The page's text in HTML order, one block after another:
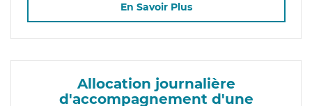
En Savoir Plus
Allocation journalière
d'accompagnement d'une